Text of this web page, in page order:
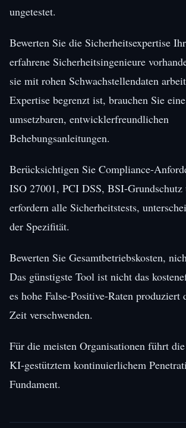
ungetestet.
Bewerten Sie die Sicherheitsexpertise
erfahrene Sicherheitsingenieure
sie mit rohen Schwachstellendaten
Expertise begrenzt ist, brauchen Sie
umsetzbaren, entwicklerfreundlichen
Behebungsanleitungen.
Berücksichtigen Sie Compliance-
ISO 27001, PCI DSS, BSI-
erfordern alle Sicherheitstests,
der Spezifität.
Bewerten Sie Gesamtbetriebskosten,
Das günstigste Tool ist nicht das
es hohe False-Positive-Raten produziert
Zeit verschwenden.
Für die meisten Organisationen führt
KI-gestütztem kontinuierlichem
Fundament.